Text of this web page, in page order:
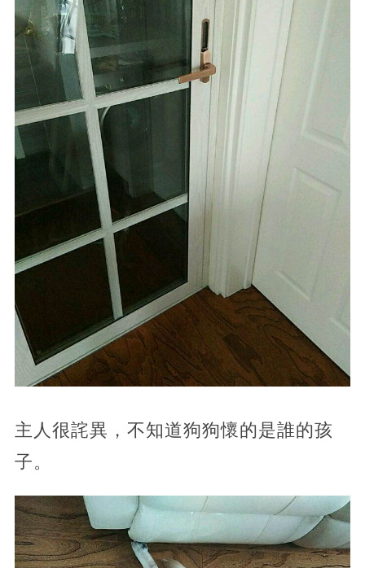
主人很詫異，不知道狗狗懷的是誰的孩
子。